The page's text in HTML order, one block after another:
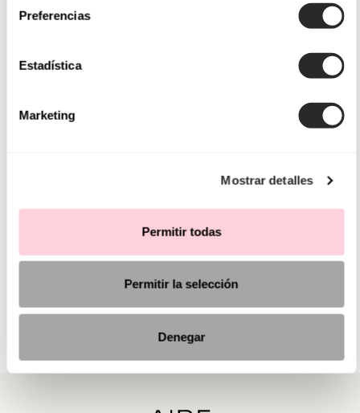
Preferencias
Estadística
Marketing
Mostrar detalles
Permitir todas
Permitir la selección
Denegar